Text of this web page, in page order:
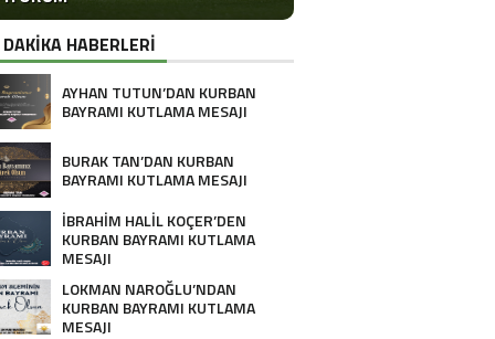
HABERLERİ
AYHAN TUTUN’DAN KURBAN
BAYRAMI KUTLAMA MESAJI
BURAK TAN’DAN KURBAN
BAYRAMI KUTLAMA MESAJI
İBRAHİM HALİL KOÇER’DEN
KURBAN BAYRAMI KUTLAMA
MESAJI
LOKMAN NAROĞLU’NDAN
KURBAN BAYRAMI KUTLAMA
MESAJI